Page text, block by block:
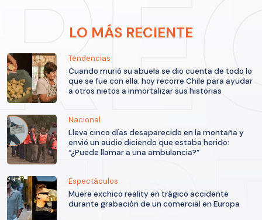
LO MÁS RECIENTE
Tendencias
Cuando murió su abuela se dio cuenta de todo lo
que se fue con ella: hoy recorre Chile para ayudar
a otros nietos a inmortalizar sus historias
Nacional
Lleva cinco días desaparecido en la montaña y
envió un audio diciendo que estaba herido:
“¿Puede llamar a una ambulancia?”
Espectáculos
Muere exchico reality en trágico accidente
durante grabación de un comercial en Europa